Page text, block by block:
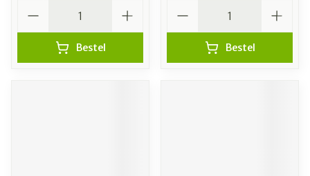
Bestel Bestel